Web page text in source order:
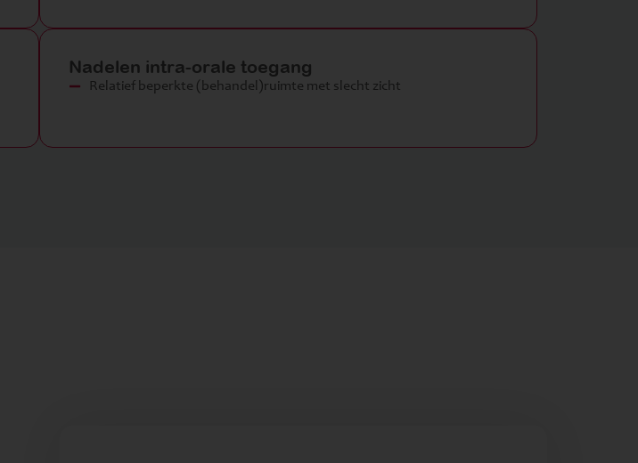
Nadelen intra-orale toegang
Relatief beperkte (behandel)ruimte met slecht zicht